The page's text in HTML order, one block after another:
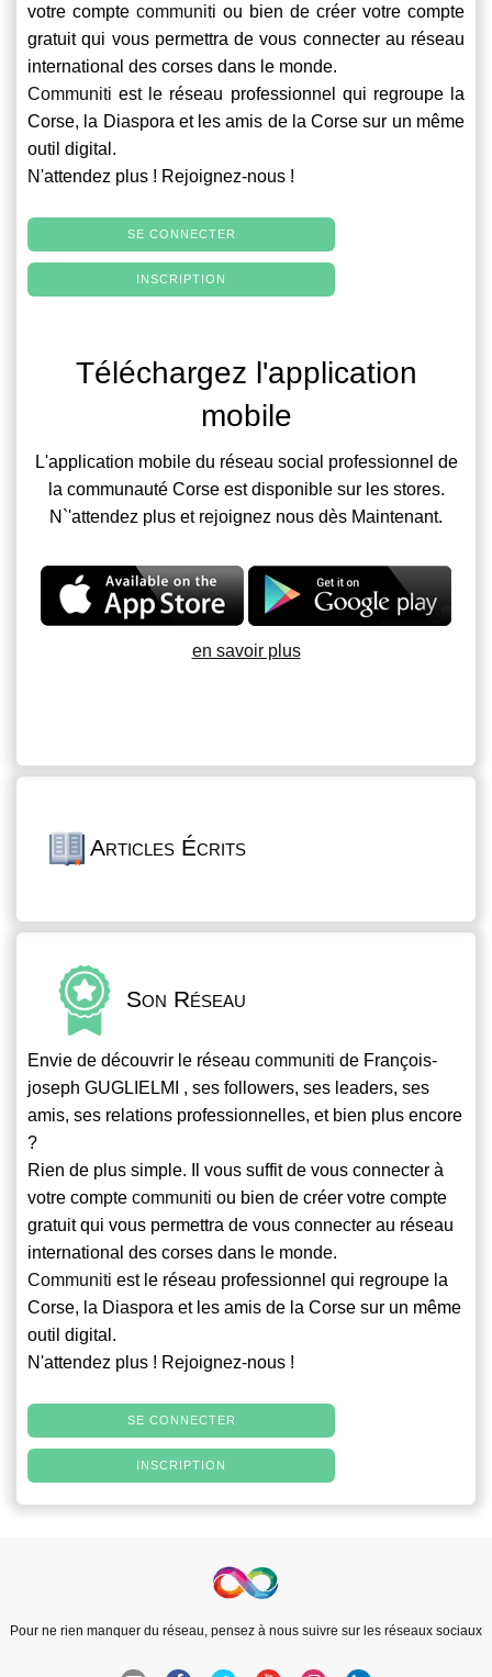
votre compte communiti ou bien de créer votre compte
gratuit qui vous permettra de vous connecter au réseau
international des corses dans le monde.
Communiti est le réseau professionnel qui regroupe la
Corse, la Diaspora et les amis de la Corse sur un même
outil digital.
N'attendez plus ! Rejoignez-nous !
SE CONNECTER
INSCRIPTION
Téléchargez l'application
mobile
L'application mobile du réseau social professionnel de
la communauté Corse est disponible sur les stores.
N`'attendez plus et rejoignez nous dès Maintenant.
en savoir plus
Articles Écrits
Son Réseau
Envie de découvrir le réseau communiti de François-
joseph GUGLIELMI , ses followers, ses leaders, ses
amis, ses relations professionnelles, et bien plus encore
?
Rien de plus simple. Il vous suffit de vous connecter à
votre compte communiti ou bien de créer votre compte
gratuit qui vous permettra de vous connecter au réseau
international des corses dans le monde.
Communiti est le réseau professionnel qui regroupe la
Corse, la Diaspora et les amis de la Corse sur un même
outil digital.
N'attendez plus ! Rejoignez-nous !
SE CONNECTER
INSCRIPTION
Pour ne rien manquer du réseau, pensez à nous suivre sur les réseaux sociaux